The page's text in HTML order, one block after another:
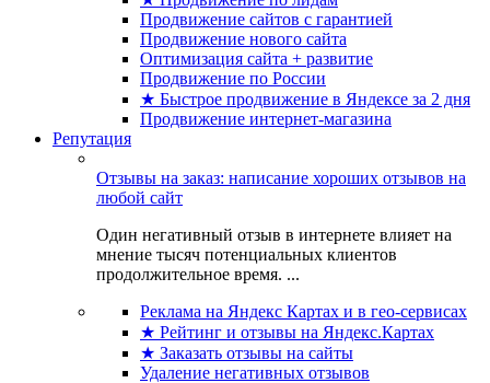
Продвижение сайтов с гарантией
Продвижение нового сайта
Оптимизация сайта + развитие
Продвижение по России
★ Быстрое продвижение в Яндексе за 2 дня
Продвижение интернет-магазина
Репутация
Отзывы на заказ: написание хороших отзывов на
любой сайт
Один негативный отзыв в интернете влияет на
мнение тысяч потенциальных клиентов
продолжительное время. ...
Реклама на Яндекс Картах и в гео-сервисах
★ Рейтинг и отзывы на Яндекс.Картах
★ Заказать отзывы на сайты
Удаление негативных отзывов